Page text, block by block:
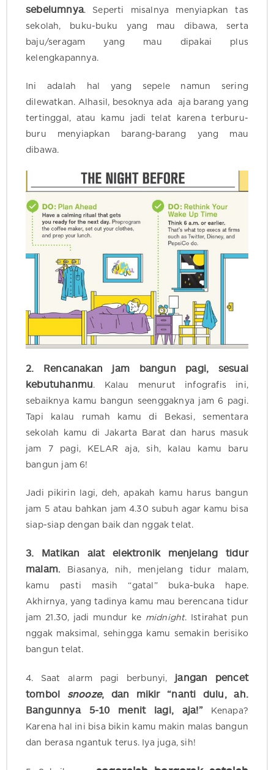
sebelumnya. Seperti misalnya menyiapkan tas
sekolah, buku-buku yang mau dibawa, serta
baju/seragam yang mau dipakai plus
kelengkapannya.
Ini adalah hal yang sepele namun sering
dilewatkan. Alhasil, besoknya ada aja barang yang
tertinggal, atau kamu jadi telat karena terburu-
buru menyiapkan barang-barang yang mau
dibawa.
2. Rencanakan jam bangun pagi, sesuai
kebutuhanmu. Kalau menurut infografis ini,
sebaiknya kamu bangun seenggaknya jam 6 pagi.
Tapi kalau rumah kamu di Bekasi, sementara
sekolah kamu di Jakarta Barat dan harus masuk
jam 7 pagi, KELAR aja, sih, kalau kamu baru
bangun jam 6!
Jadi pikirin lagi, deh, apakah kamu harus bangun
jam 5 atau bahkan jam 4.30 subuh agar kamu bisa
siap-siap dengan baik dan nggak telat.
3. Matikan alat elektronik menjelang tidur
malam. Biasanya, nih, menjelang tidur malam,
kamu pasti masih “gatal” buka-buka hape.
Akhirnya, yang tadinya kamu mau berencana tidur
jam 21.30, jadi mundur ke midnight. Istirahat pun
nggak maksimal, sehingga kamu semakin berisiko
bangun telat.
4. Saat alarm pagi berbunyi, jangan pencet
tombol snooze, dan mikir “nanti dulu, ah.
Bangunnya 5-10 menit lagi, aja!”Kenapa?
Karena hal ini bisa bikin kamu makin malas bangun
dan berasa ngantuk terus. Iya juga, sih!